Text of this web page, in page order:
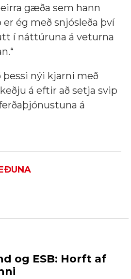
gæða sem hann
er ég með snjósleða því
í náttúruna á veturna
þessi nýi kjarni með
á eftir að setja svip
á
og ESB: Horft af